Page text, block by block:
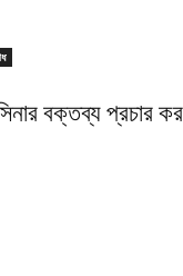
বক্তব্য প্রচার